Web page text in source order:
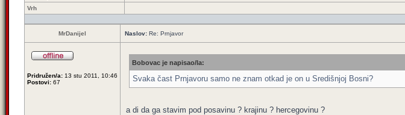
Vrh
MrDanijel Naslov: Re: Prnjavor
Pridružen/a: 13 stu 2011, 10:46
Postovi: 67
Bobovac je napisao/la:
Svaka čast Prnjavoru samo ne znam otkad je on u Središnjoj Bosni?
a di da ga stavim pod posavinu ? krajinu ? hercegovinu ?